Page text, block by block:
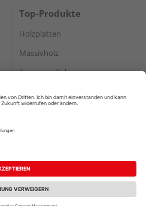
Top-Produkte
Holzplatten
Massivholz
Terrassendielen
AGB
Barrierefreiheitserklärung